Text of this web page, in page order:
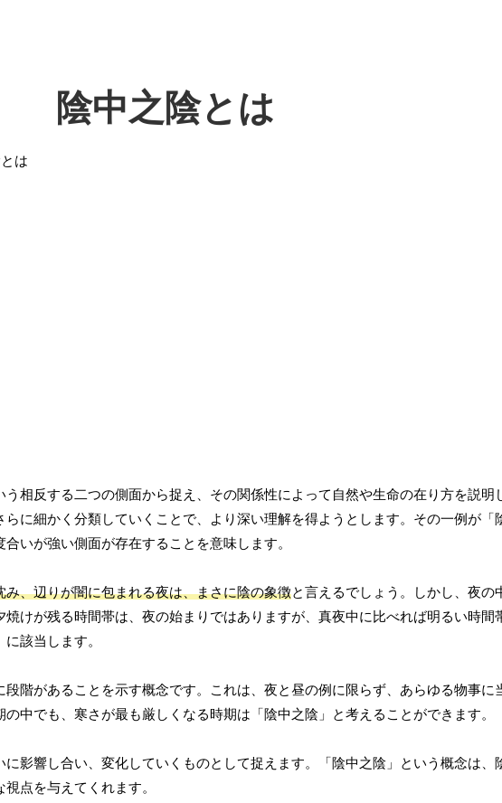
陰中之陰とは
相反する二つの側面から捉え、その関係性によって自然や生命の在り方を説明
に細かく分類していくことで、より深い理解を得ようとします。その一例が「
いが強い側面が存在することを意味します。
み、辺りが闇に包まれる夜は、まさに陰の象徴と言えるでしょう。しかし、夜の
けが残る時間帯は、夜の始まりではありますが、真夜中に比べれば明るい時間
該当します。
階があることを示す概念です。これは、夜と昼の例に限らず、あらゆる物事に
中でも、寒さが最も厳しくなる時期は「陰中之陰」と考えることができます。
影響し合い、変化していくものとして捉えます。「陰中之陰」という概念は、
点を与えてくれます。